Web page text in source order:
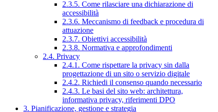
2.3.5. Come rilasciare una dichiarazione di
accessibilità
2.3.6. Meccanismo di feedback e procedura di
attuazione
2.3.7. Obiettivi accessibilità
2.3.8. Normativa e approfondimenti
2.4. Privacy
2.4.1. Come rispettare la privacy sin dalla
progettazione di un sito o servizio digitale
2.4.2. Richiedi il consenso quando necessario
2.4.3. Le basi del sito web: architettura,
informativa privacy, riferimenti DPO
3. Pianificazione, gestione e strategia